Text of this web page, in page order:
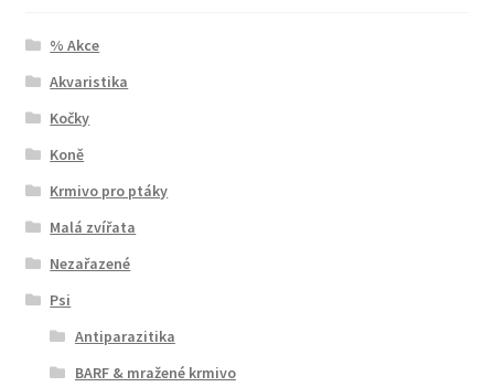
% Akce
Akvaristika
Kočky
Koně
Krmivo pro ptáky
Malá zvířata
Nezařazené
Psi
Antiparazitika
BARF & mražené krmivo